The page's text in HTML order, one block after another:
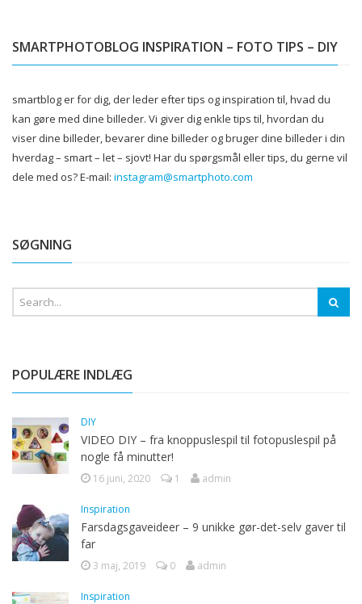
SMARTPHOTOBLOG INSPIRATION – FOTO TIPS – DIY
smartblog er for dig, der leder efter tips og inspiration til, hvad du
kan gøre med dine billeder. Vi giver dig enkle tips til, hvordan du
viser dine billeder, bevarer dine billeder og bruger dine billeder i din
hverdag – smart – let – sjovt! Har du spørgsmål eller tips, du gerne vil
dele med os?E-mail: instagram@smartphoto.com
SØGNING
POPULÆRE INDLÆG
DIY
VIDEO DIY – fra knoppuslespil til fotopuslespil på
nogle få minutter!
16 juni, 2020 1 admin
Inspiration
Farsdagsgaveideer – 9 unikke gør-det-selv gaver til
far
3 maj, 2019 0 admin
Inspiration